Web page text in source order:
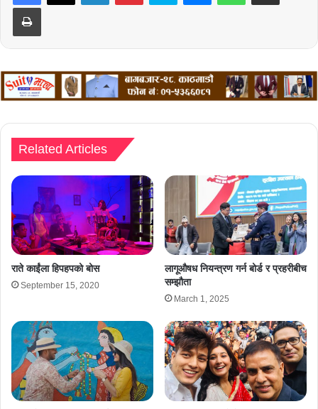
Print
Related Articles
राते काईंला हिपहपको बोस
September 15, 2020
लागूऔषध नियन्त्रण गर्न बोर्ड र प्रहरीबीच
सम्झौता
March 1, 2025